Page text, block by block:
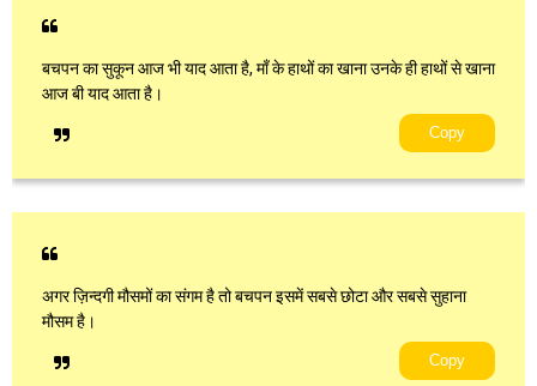
बचपन का सुकून आज भी याद आता है, माँ के हाथों का खाना उनके ही हाथों से खाना
आज बी याद आता है।
Copy
अगर ज़िन्दगी मौसमों का संगम है तो बचपन इसमें सबसे छोटा और सबसे सुहाना
मौसम है।
Copy